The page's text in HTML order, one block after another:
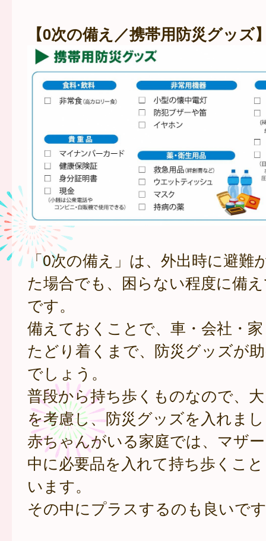
【0次の備え／携帯用防災グッズ
「0次の備え」は、外出時に避難
た場合でも、困らない程度に備
です。
備えておくことで、車・会社・
たどり着くまで、防災グッズが
でしょう。
普段から持ち歩くものなので、
を考慮し、防災グッズを入れま
赤ちゃんがいる家庭では、マザ
中に必要品を入れて持ち歩くこ
います。
その中にプラスするのも良いで